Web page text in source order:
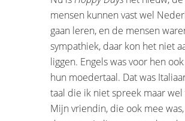
mensen kunnen vast wel
gaan leren, en de mensen
sympathiek, daar kon het niet
liggen. Engels was voor hen
hun moedertaal. Dat was
taal die ik niet spreek maar wel
Mijn vriendin, die ook mee